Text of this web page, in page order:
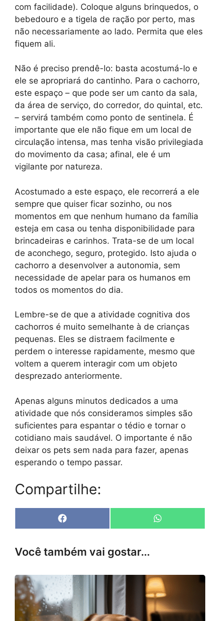
com facilidade). Coloque alguns brinquedos, o
bebedouro e a tigela de ração por perto, mas
não necessariamente ao lado. Permita que eles
fiquem ali.
Não é preciso prendê-lo: basta acostumá-lo e
ele se apropriará do cantinho. Para o cachorro,
este espaço – que pode ser um canto da sala,
da área de serviço, do corredor, do quintal, etc.
– servirá também como ponto de sentinela. É
importante que ele não fique em um local de
circulação intensa, mas tenha visão privilegiada
do movimento da casa; afinal, ele é um
vigilante por natureza.
Acostumado a este espaço, ele recorrerá a ele
sempre que quiser ficar sozinho, ou nos
momentos em que nenhum humano da família
esteja em casa ou tenha disponibilidade para
brincadeiras e carinhos. Trata-se de um local
de aconchego, seguro, protegido. Isto ajuda o
cachorro a desenvolver a autonomia, sem
necessidade de apelar para os humanos em
todos os momentos do dia.
Lembre-se de que a atividade cognitiva dos
cachorros é muito semelhante à de crianças
pequenas. Eles se distraem facilmente e
perdem o interesse rapidamente, mesmo que
voltem a querem interagir com um objeto
desprezado anteriormente.
Apenas alguns minutos dedicados a uma
atividade que nós consideramos simples são
suficientes para espantar o tédio e tornar o
cotidiano mais saudável. O importante é não
deixar os pets sem nada para fazer, apenas
esperando o tempo passar.
Compartilhe:
Share
on
F
a
e
b
k
Share
on
W
h
p
Você também vai gostar...